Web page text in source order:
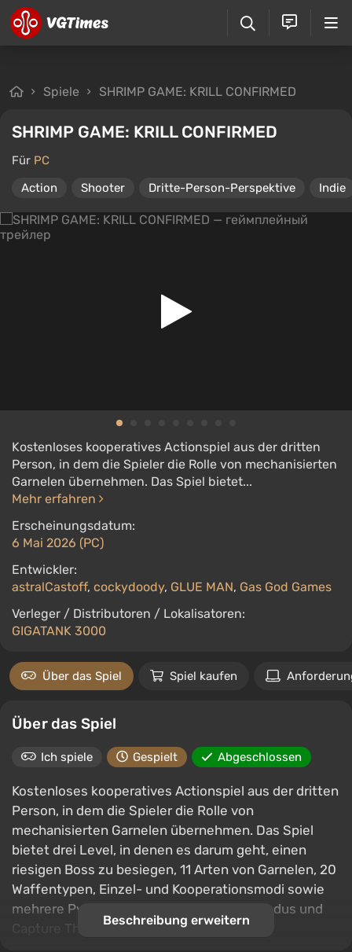
Spiele SHRIMP GAME: KRILL CONFIRMED
SHRIMP GAME: KRILL CONFIRMED
Für PC
Action
Shooter Dritte-Person-Perspektive Indie
Kostenloses kooperatives Actionspiel aus der dritten
Person, in dem die Spieler die Rolle von mechanisierten
Garnelen übernehmen. Das Spiel bietet...
Mehr erfahren
Erscheinungsdatum:
6 Mai 2026 (PC)
Entwickler:
astralCastoff, cockydoody, GLUE MAN, Gas God Games
Verleger / Distributoren / Lokalisatoren:
GIGATANK 3000
Über das Spiel Spiel kaufen
Über das Spiel
Ich spiele Gespielt Abgeschlossen
Kostenloses kooperatives Actionspiel aus der dritten
Person, in dem die Spieler die Rolle von
mechanisierten Garnelen übernehmen. Das Spiel
bietet drei Level, in denen es darum geht, einen
riesigen Boss zu besiegen, 11 Arten von Garnelen, 20
Waffentypen, Einzel- und Kooperationsmodi sowie
mehrere PvP-Modi – Royale, Tag, Boss-Modus und
Capture The Turtles.
Beschreibung erweitern